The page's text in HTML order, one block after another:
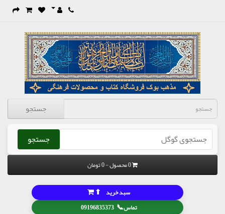
جستجو
جستجو
0 محصول - 0 تومان
تماس📞
09196835373
سبد خرید ⬆